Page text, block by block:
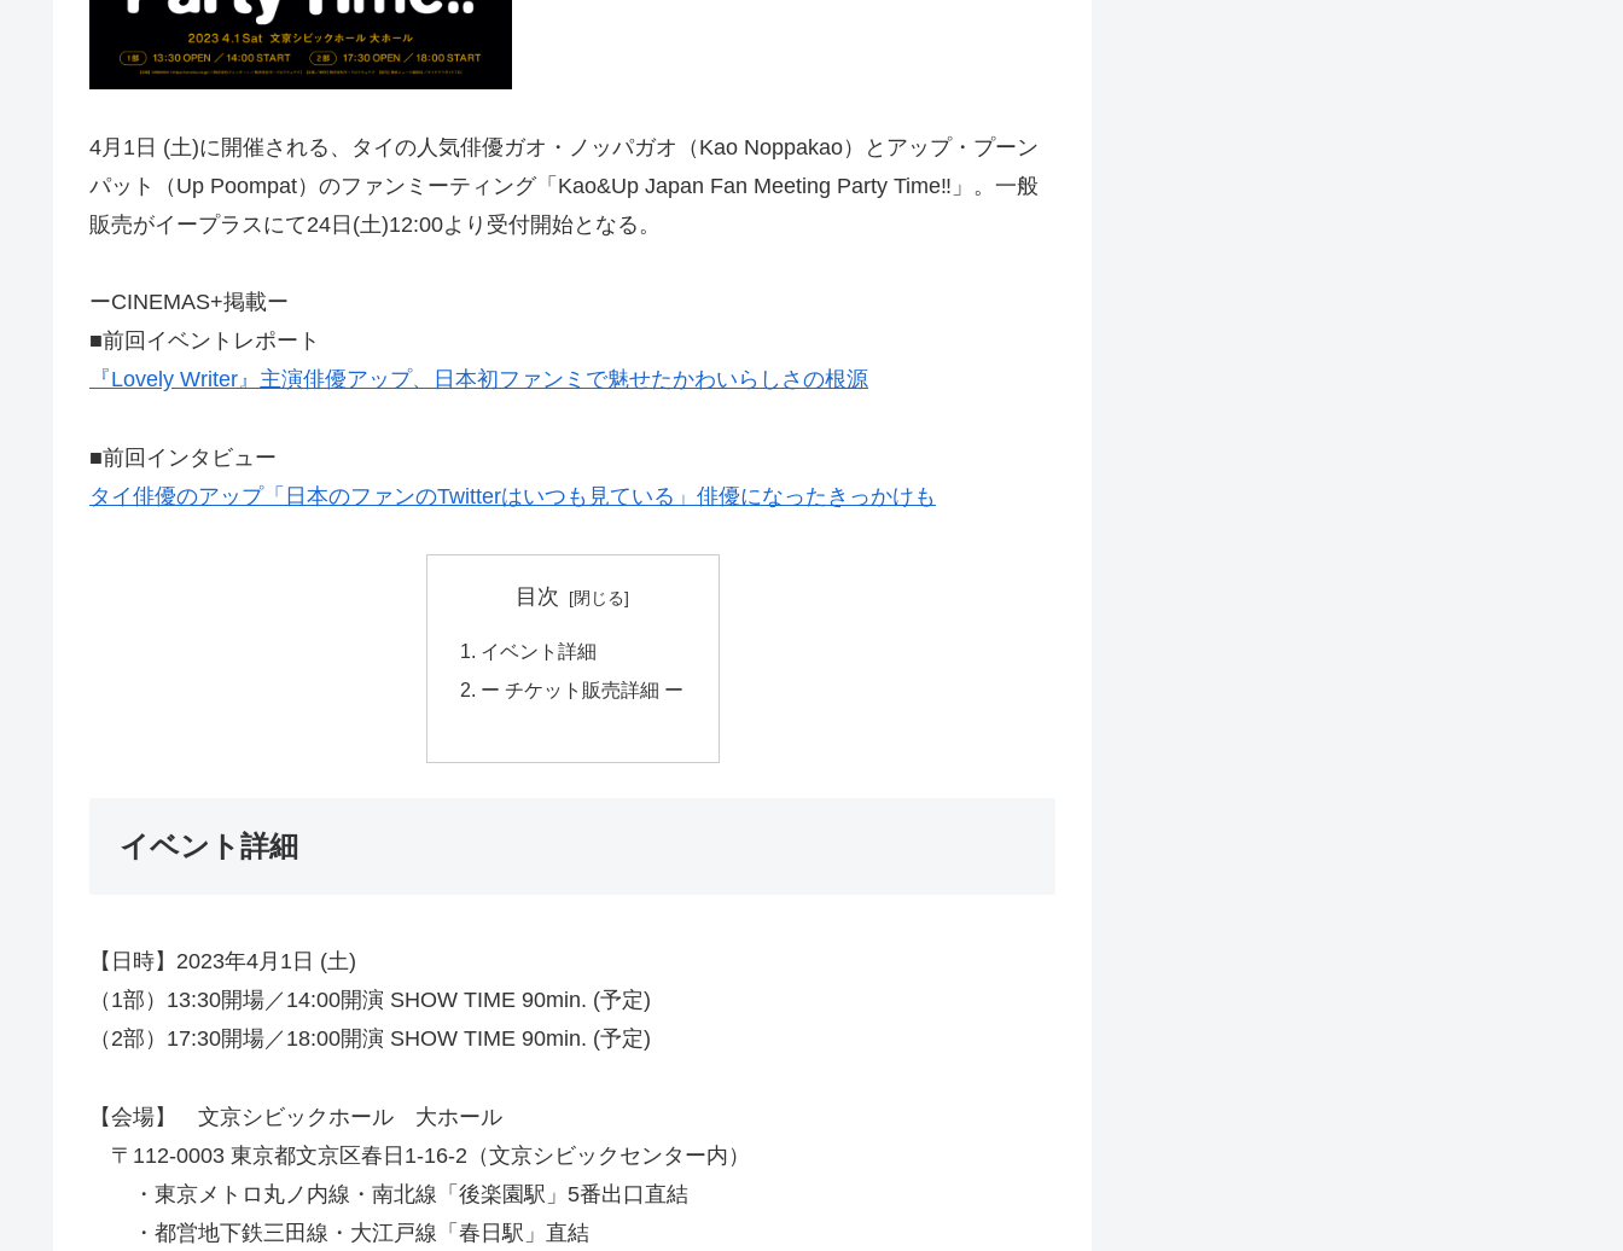
4月1日 (土)に開催される、タイの⼈気俳優ガオ・ノッパガオ（Kao Noppakao）とアップ・プーン
パット（Up Poompat）のファンミーティング「Kao&Up Japan Fan Meeting Party Time‼︎」。一般
販売がイープラスにて24日(土)12:00より受付開始となる。
ーCINEMAS+掲載ー
■前回イベントレポート
『Lovely Writer』主演俳優アップ、⽇本初ファンミで魅せたかわいらしさの根源
■前回インタビュー
タイ俳優のアップ「日本のファンのTwitterはいつも見ている」俳優になったきっかけも
目次
イベント詳細
ー チケット販売詳細 ー
イベント詳細
【日時】2023年4月1日 (土)
（1部）13:30開場／14:00開演 SHOW TIME 90min. (予定)
（2部）17:30開場／18:00開演 SHOW TIME 90min. (予定)
【会場】 文京シビックホール 大ホール
〒112-0003 東京都文京区春日1-16-2（文京シビックセンター内）
・東京メトロ丸ノ内線・南北線「後楽園駅」5番出口直結
・都営地下鉄三田線・大江戸線「春日駅」直結